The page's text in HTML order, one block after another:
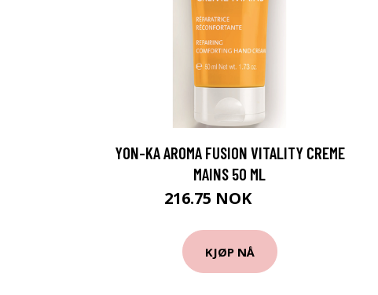
YON-KA AROMA FUSION VITALITY CREME
MAINS 50 ML
216.75 NOK
KJØP NÅ